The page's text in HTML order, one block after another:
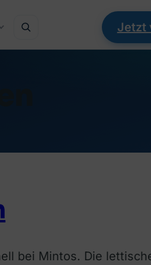
Jetzt
bei Mintos. Die